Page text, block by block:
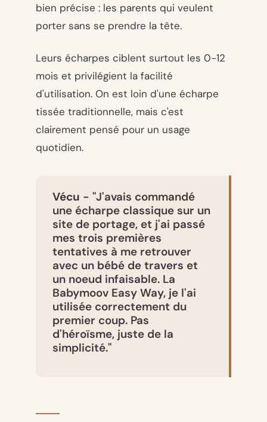
bien précise : les parents qui veulent
porter sans se prendre la tête.
Leurs écharpes ciblent surtout les 0-12
mois et privilégient la facilité
d'utilisation. On est loin d'une écharpe
tissée traditionnelle, mais c'est
clairement pensé pour un usage
quotidien.
Vécu - "J'avais commandé
une écharpe classique sur un
site de portage, et j'ai passé
mes trois premières
tentatives à me retrouver
avec un bébé de travers et
un noeud infaisable. La
Babymoov Easy Way, je l'ai
utilisée correctement du
premier coup. Pas
d'héroïsme, juste de la
simplicité."